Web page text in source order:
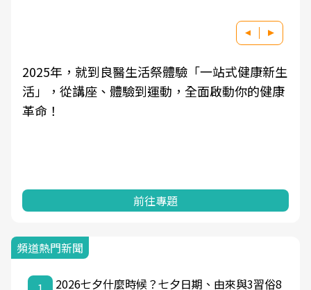
良醫健康網從「換季的身體變化」出發，透過醫
學觀點與日常感受的對話，建立對亞健康的認
知，進而引導實際的改善行動。
前往專題
頻道熱門新聞
2026七夕什麼時候？七夕日期、由來與3習俗8